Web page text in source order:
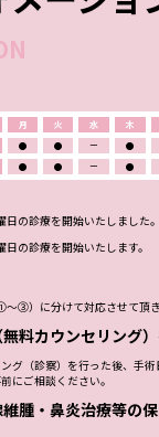
月 火 水 木
● ● ー ●
● ● ー ●
の診療を開始いたしました。
の診療を開始いたします。
③）に分けて対応させて頂き
料カウンセリング
グ（診察）を行った後、手
にご相談ください。
腫・鼻炎治療等の